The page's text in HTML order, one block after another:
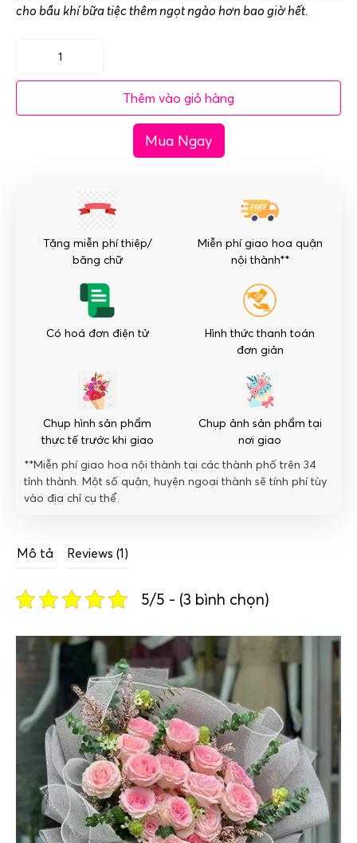
cho bầu khí bữa tiệc thêm ngọt ngào hơn bao giờ hết.
Bó
hoa
lượng
Thêm vào giỏ hàng
Mua Ngay
Tặng miễn phí thiệp/
băng chữ
Miễn phí giao hoa quận
nội thành**
Có hoá đơn điện tử
Hình thức thanh toán
đơn giản
Chụp hình sản phẩm
thực tế trước khi giao
Chụp ảnh sản phẩm tại
nơi giao
**Miễn phí giao hoa nội thành tại các thành phố trên 34
tỉnh thành. Một số quận, huyện ngoại thành sẽ tính phí tùy
vào địa chỉ cụ thể.
Mô tả Reviews (1)
5/5 - (3 bình chọn)